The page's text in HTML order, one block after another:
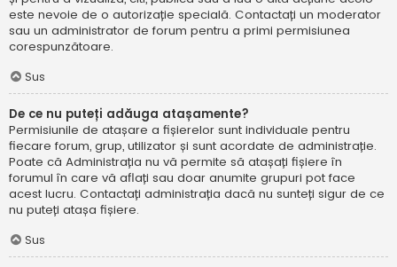
este nevoie de o autorizație specială. Contactați un moderator
sau un administrator de forum pentru a primi permisiunea
corespunzătoare.
Sus
De ce nu puteți adăuga atașamente?
Permisiunile de atașare a fișierelor sunt individuale pentru
fiecare forum, grup, utilizator și sunt acordate de administrație.
Poate că Administrația nu vă permite să atașați fișiere în
forumul în care vă aflați sau doar anumite grupuri pot face
acest lucru. Contactați administrația dacă nu sunteți sigur de ce
nu puteți atașa fișiere.
Sus